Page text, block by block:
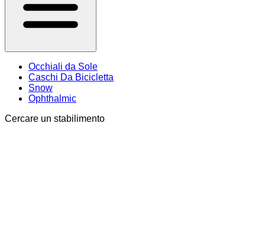
Occhiali da Sole
Caschi Da Bicicletta
Snow
Ophthalmic
Cercare un stabilimento